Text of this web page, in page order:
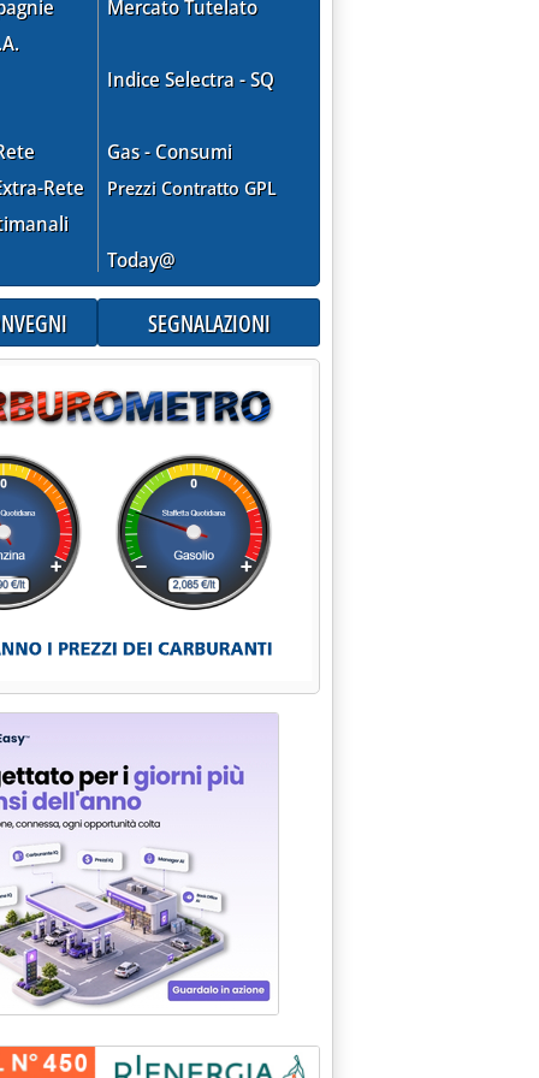
Rete
Mercato Tutelato
Indice Selectra - SQ
Gas - Consumi
Prezzi Contratto GPL
Today@
SEGNALAZIONI